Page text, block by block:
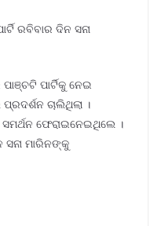
ରବିବାର ଦିନ ସନା
ପାର୍ଟିକୁ ନେଇ
ଚାଲିଥିଲା ।
ଫେରାଇନେଇଥିଲେ ।
ସନା ମାରିନଙ୍କୁ